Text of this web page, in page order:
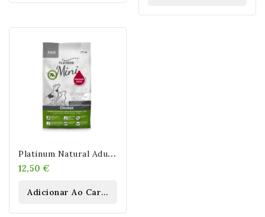
P
Latinum Natural Adult Chicken Mini Para Perros 900 Gr
12,50 €
Adicionar Ao Carrinho